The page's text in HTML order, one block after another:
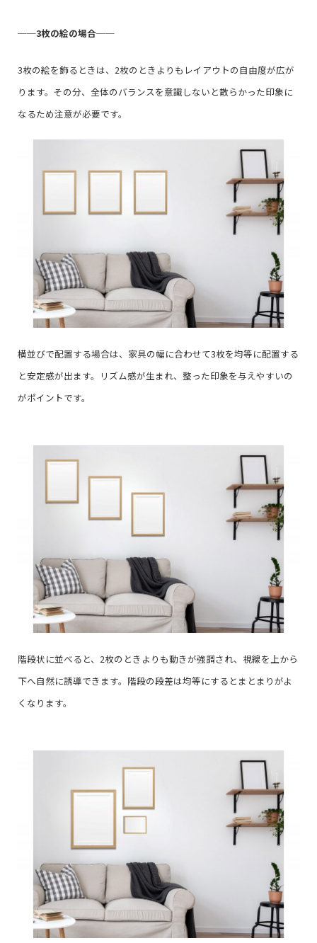
──3枚の絵の場合──
3枚の絵を飾るときは、2枚のときよりもレイアウトの自由度が広が
ります。その分、全体のバランスを意識しないと散らかった印象に
なるため注意が必要です。
横並びで配置する場合は、家具の幅に合わせて3枚を均等に配置する
と安定感が出ます。リズム感が生まれ、整った印象を与えやすいの
がポイントです。
階段状に並べると、2枚のときよりも動きが強調され、視線を上から
下へ自然に誘導できます。階段の段差は均等にするとまとまりがよ
くなります。